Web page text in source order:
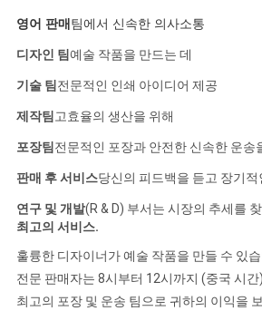
영어 판매 팀에서 신속한 의사소통
디자인 팀예술 작품을 만드는 데
기술 팀 전문적인 인쇄 아이디어 제공
제작팀 고효율의 생산을 위해
포장팀 전문적인 포장과 안전한 신속한 운송
판매 후 서비스당신의 피드백을 듣고 장기적
연구 및 개발(R & D) 부서는 시장의 추세를 찾
최고의 서비스.
훌륭한 디자이너가 예술 작품을 만들 수 있습
전문 판매자는 8시부터 12시까지 (중국 시간)
최고의 포장 및 운송 팀으로 귀하의 이익을